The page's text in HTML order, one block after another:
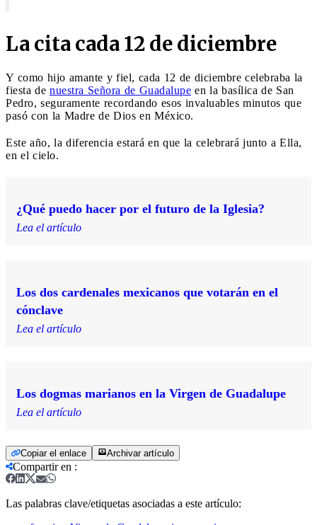
La cita cada 12 de diciembre
Y como hijo amante y fiel, cada 12 de diciembre celebraba la
fiesta de nuestra Señora de Guadalupe en la basílica de San
Pedro, seguramente recordando esos invaluables minutos que
pasó con la Madre de Dios en México.
Este año, la diferencia estará en que la celebrará junto a Ella,
en el cielo.
¿Qué puedo hacer por el futuro de la Iglesia?
Lea el artículo
Los dos cardenales mexicanos que votarán en el
cónclave
Lea el artículo
Los dogmas marianos en la Virgen de Guadalupe
Lea el artículo
Copiar el enlace Archivar artículo
Compartir en :
Las palabras clave/etiquetas asociadas a este artículo: